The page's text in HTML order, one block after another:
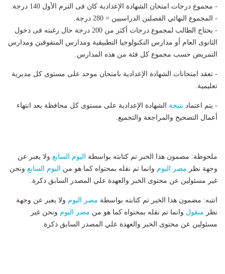
- مجموع درجات امتحان الشهادة الإعدادية كان فى الترم الأول 140 درجة.
- المجموع النهائي الفصلين الدراسيين = 280 درجة.
- يحتاج الطالب لمجموع درجات أكثر من 200 درجة حال رغبته فى دخول
الثانوى العام أو مدارس التكنولوجيا التطبيقية ومدارس المتفوقين ومدارس
التمريض حسب مجموع كل فئة من هذه المدارس.
- تعقد امتحانات الشهادة الإعدادية بامتحان موحد على مستوى كل مديرية
تعليمية.
- يتم اعتماد نتيجة الشهادة الإعدادية على مستوى كل محافظة بعد انتهاء
أعمال التصحيح والمراجعة والتجميع.
ملحوظة: مضمون هذا الخبر تم كتابته بواسطة اليوم السابع ولا يعبر عن
وجهة نظر مصر اليوم وانما تم نقله بمحتواه كما هو من اليوم السابع ونحن
غير مسئولين عن محتوى الخبر والعهدة علي المصدر السابق ذكرة.
انتبه: مضمون هذا الخبر تم كتابته بواسطة مصر اليوم ولا يعبر عن وجهة
نظر منقول وانما تم نقله بمحتواه كما هو من مصر اليوم ونحن غير
مسئولين عن محتوى الخبر والعهدة علي المصدر السابق ذكرة.